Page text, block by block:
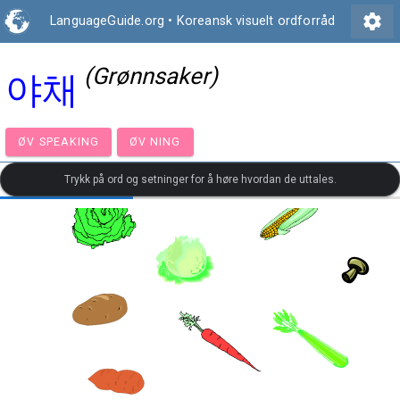
LanguageGuide.org • Koreansk visuelt ordforråd settings
야채 (Grønnsaker)
ØV SPEAKING ØV NING
Trykk på ord og setninger for å høre hvordan de uttales.